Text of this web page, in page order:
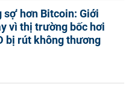
sợ' hơn Bitcoin: Giới
vì thị trường bốc hơi
bị rút không thương